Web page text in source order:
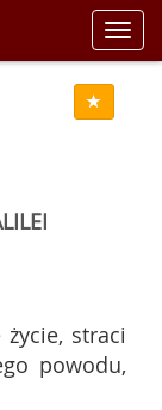
straci
powodu,